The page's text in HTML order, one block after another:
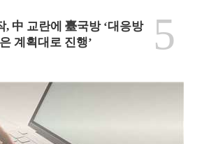
, 中 교란에 臺국방 ‘대응방
계획대로 진행’
5